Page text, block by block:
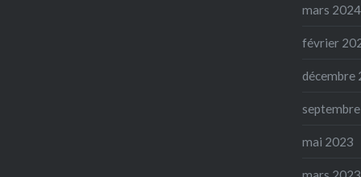
mars 2024
février
décembre
mai 2023